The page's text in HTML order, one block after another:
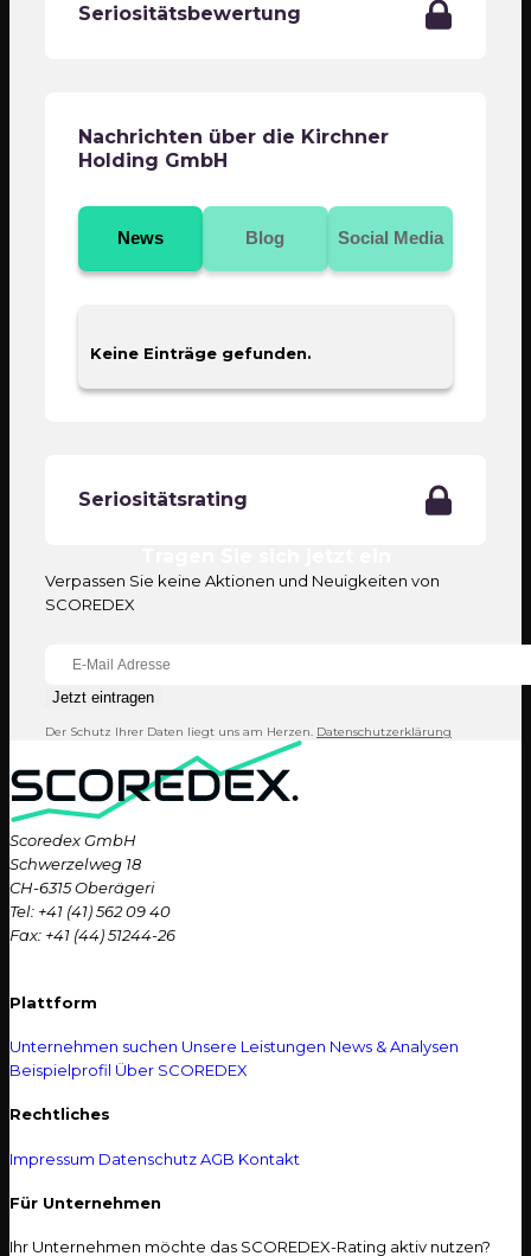
Seriositätsbewertung
Nachrichten über die Kirchner
Holding GmbH
News Blog Social Media
Keine Einträge gefunden.
Seriositätsrating
Verpassen Sie keine Aktionen und Neuigkeiten von
SCOREDEX
Jetzt eintragen
Der Schutz Ihrer Daten liegt uns am Herzen. Datenschutzerklärung
Scoredex GmbH
Schwerzelweg 18
CH-6315 Oberägeri
Tel: +41 (41) 562 09 40
Fax: +41 (44) 51244-26
Plattform
Unternehmen suchen Unsere Leistungen News & Analysen
Beispielprofil Über SCOREDEX
Rechtliches
Impressum DatenschutzAGB Kontakt
Für Unternehmen
Ihr Unternehmen möchte das SCOREDEX-Rating aktiv nutzen?